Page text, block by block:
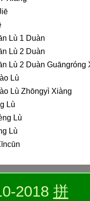
Lù 1 Duàn
Lù 2 Duàn
Lù 2 Duàn Guāngróng
Lù
Lù Zhōngyì Xiàng
Lù
Lù
Lù
2018 拼